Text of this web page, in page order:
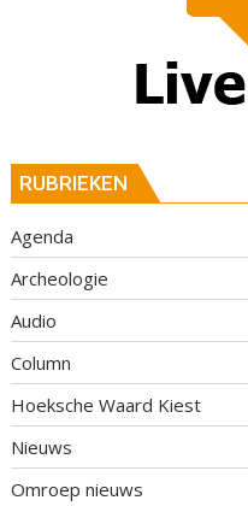
RUBRIEKEN
Agenda
Archeologie
Audio
Column
Hoeksche Waard Kiest
Nieuws
Omroep nieuws